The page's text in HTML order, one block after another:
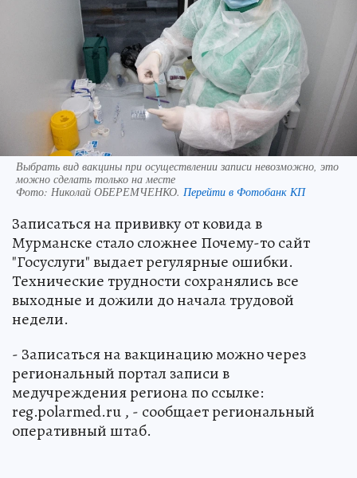
Выбрать вид вакцины при осуществлении записи невозможно, это
можно сделать только на месте
Фото: Николай ОБЕРЕМЧЕНКО. Перейти в Фотобанк КП
Записаться на прививку от ковида в
Мурманске стало сложнее Почему-то сайт
"Госуслуги" выдает регулярные ошибки.
Технические трудности сохранялись все
выходные и дожили до начала трудовой
недели.
- Записаться на вакцинацию можно через
региональный портал записи в
медучреждения региона по ссылке:
reg.polarmed.ru , - сообщает региональный
оперативный штаб.